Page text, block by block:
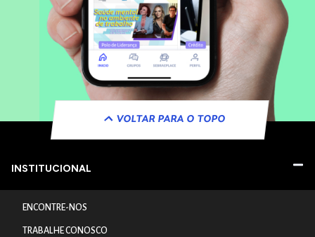
VOLTAR PARA O TOPO
INSTITUCIONAL
ENCONTRE-NOS
TRABALHE CONOSCO